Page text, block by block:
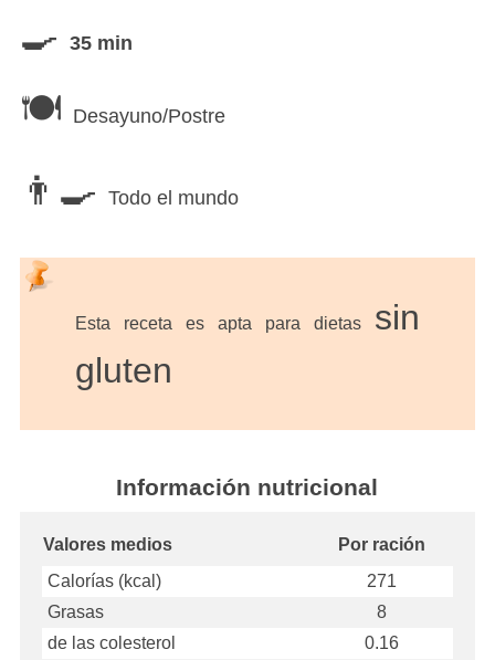
35 min
Desayuno/Postre
Todo el mundo
Esta receta es apta para dietas sin
gluten
Información nutricional
Valores medios
Por ración
Calorías (kcal)
271
Grasas
8
de las colesterol
0.16